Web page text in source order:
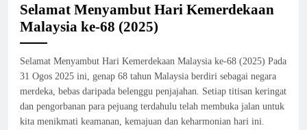
Selamat Menyambut Hari Kemerdekaan
Malaysia ke-68 (2025)
Selamat Menyambut Hari Kemerdekaan Malaysia ke-68 (2025) Pada
31 Ogos 2025 ini, genap 68 tahun Malaysia berdiri sebagai negara
merdeka, bebas daripada belenggu penjajahan. Setiap titisan keringat
dan pengorbanan para pejuang terdahulu telah membuka jalan untuk
kita menikmati keamanan, kemajuan dan keharmonian hari ini.